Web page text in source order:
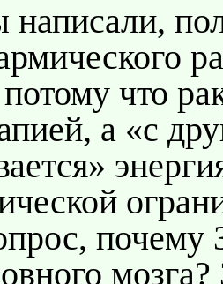
написали,
что
а «с
почему